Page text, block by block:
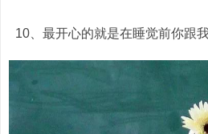
10、最开心的就是在睡觉前你跟我